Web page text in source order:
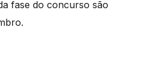
fase do concurso são